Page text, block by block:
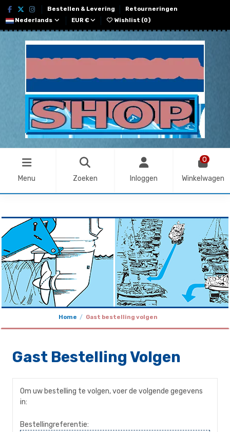
Bestellen & Levering
Retourneringen
Nederlands
EUR € Wishlist (0)
Menu Zoeken Inloggen
0
Winkelwagen
Home Gast bestelling volgen
Gast Bestelling Volgen
Om uw bestelling te volgen, voer de volgende gegevens
in:
Bestellingreferentie: